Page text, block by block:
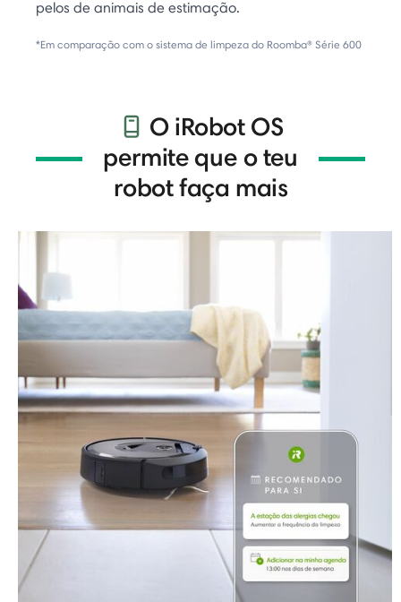
pelos de animais de estimação.
*Em comparação com o sistema de limpeza do Roomba® Série 600
O iRobot OS
permite que o teu
robot faça mais